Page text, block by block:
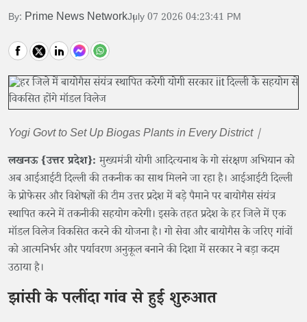
By: Prime News NetworkJuly 07 2026 04:23:41 PM
Yogi Govt to Set Up Biogas Plants in Every District |
लखनऊ {उत्तर प्रदेश}:मुख्यमंत्री योगी आदित्यनाथ के गो संरक्षण अभियान को
अब आईआईटी दिल्ली की तकनीक का साथ मिलने जा रहा है। आईआईटी दिल्ली
के प्रोफेसर और विशेषज्ञों की टीम उत्तर प्रदेश में बड़े पैमाने पर बायोगैस संयंत्र
स्थापित करने में तकनीकी सहयोग करेगी। इसके तहत प्रदेश के हर जिले में एक
मॉडल विलेज विकसित करने की योजना है। गो सेवा और बायोगैस के जरिए गांवों
को आत्मनिर्भर और पर्यावरण अनुकूल बनाने की दिशा में सरकार ने बड़ा कदम
उठाया है।
झांसी के पलींदा गांव से हुई शुरुआत